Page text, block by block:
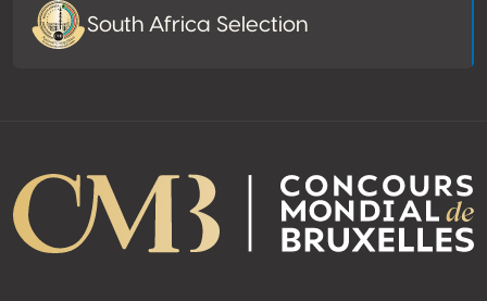
South Africa Selection